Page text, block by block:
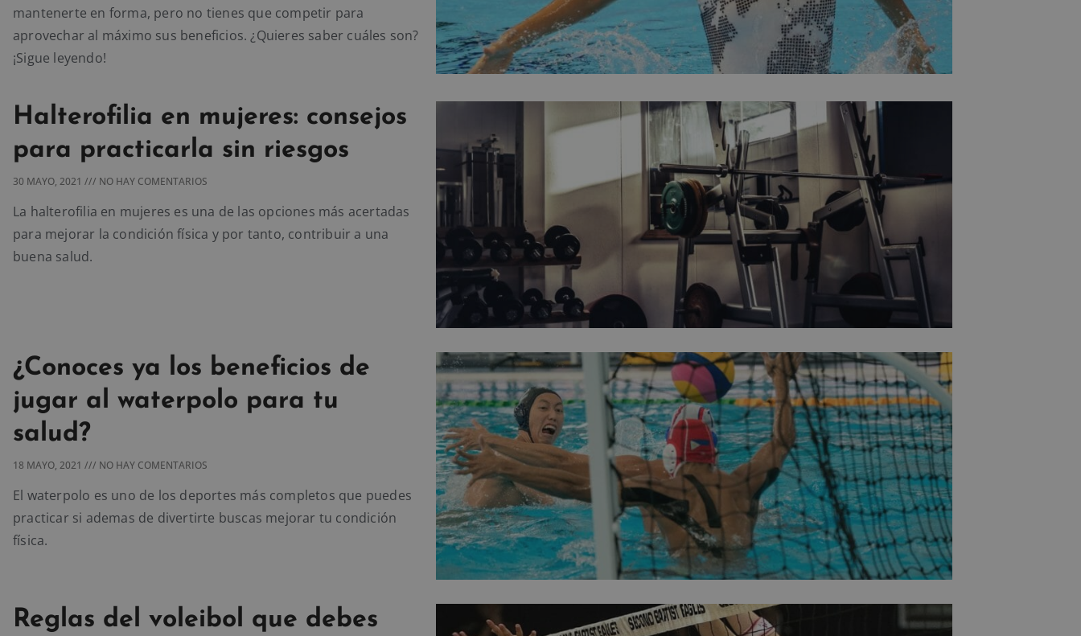
mantenerte en forma, pero no tienes que competir para
aprovechar al máximo sus beneficios. ¿Quieres saber cuáles son?
¡Sigue leyendo!
Halterofilia en mujeres: consejos
para practicarla sin riesgos
30 MAYO, 2021 NO HAY COMENTARIOS
La halterofilia en mujeres es una de las opciones más acertadas
para mejorar la condición física y por tanto, contribuir a una
buena salud.
¿Conoces ya los beneficios de
jugar al waterpolo para tu
salud?
18 MAYO, 2021 NO HAY COMENTARIOS
El waterpolo es uno de los deportes más completos que puedes
practicar si ademas de divertirte buscas mejorar tu condición
física.
Reglas del voleibol que debes